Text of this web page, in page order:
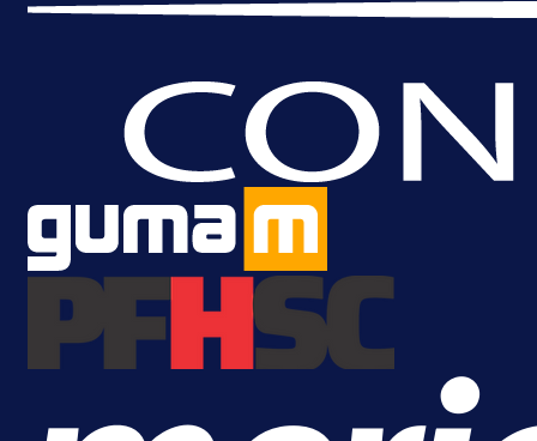
Brat Kerima Alajbegovića pozvan
reprezentaciju Njemačke!
1 dan 15 h
Više vijesti